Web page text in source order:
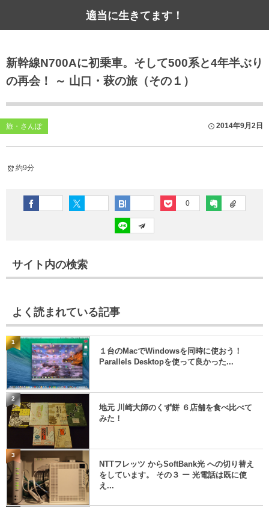
適当に生きてます！
新幹線N700Aに初乗車。そして500系と4年半ぶり
の再会！ ～ 山口・萩の旅（その１）
旅・さんぽ 2014年9月2日
約9分
0
サイト内の検索
よく読まれている記事
1
１台のMacでWindowsを同時に使おう！
Parallels Desktopを使って良かった...
2
地元 川崎大師のくず餅 ６店舗を食べ比べて
みた！
3
NTTフレッツ からSoftBank光 への切り替え
をしています。 その３ ー 光電話は既に使
え...